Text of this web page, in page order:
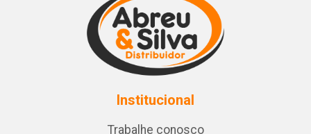
Institucional
Trabalhe conosco